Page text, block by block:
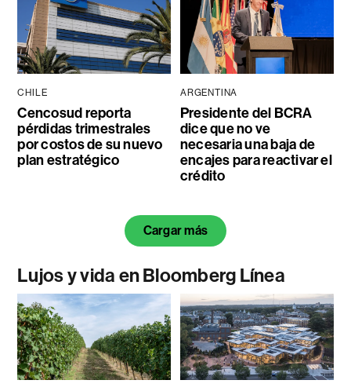
CHILE
Cencosud reporta
pérdidas trimestrales
por costos de su nuevo
plan estratégico
ARGENTINA
Presidente del BCRA
dice que no ve
necesaria una baja de
encajes para reactivar el
crédito
Cargar más
Lujos y vida en Bloomberg Línea